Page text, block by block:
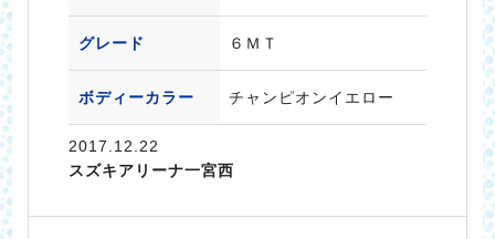
グレード ６ＭＴ
ボディーカラー チャンピオンイエロー
2017.12.22
スズキアリーナ一宮西